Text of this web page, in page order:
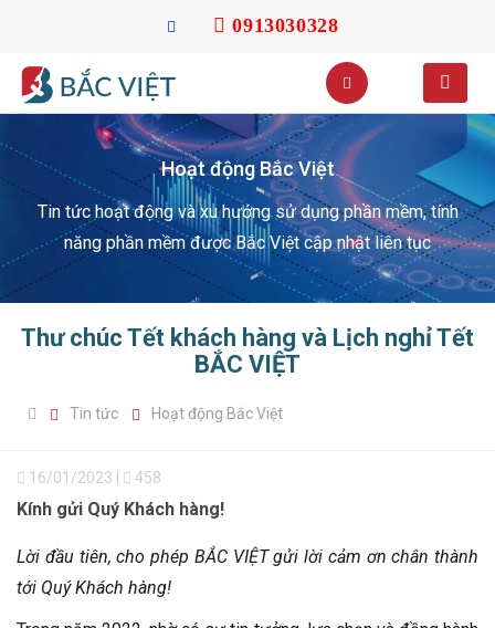
0913030328
Hoạt động Bắc Việt
Tin tức hoạt động và xu hướng sử dụng phần mềm, tính
năng phần mềm được Bắc Việt cập nhật liên tục
Thư chúc Tết khách hàng và Lịch nghỉ Tết
BẮC VIỆT
Tin tức Hoạt động Bắc Việt
16/01/2023 | 458
Kính gửi Quý Khách hàng!
Lời đầu tiên, cho phép BẮC VIỆT gửi lời cảm ơn chân thành
tới Quý Khách hàng!